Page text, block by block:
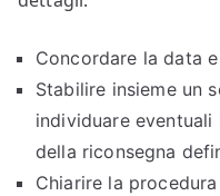
Concordare la data
Stabilire insieme un
individuare
della riconsegna
Chiarire la